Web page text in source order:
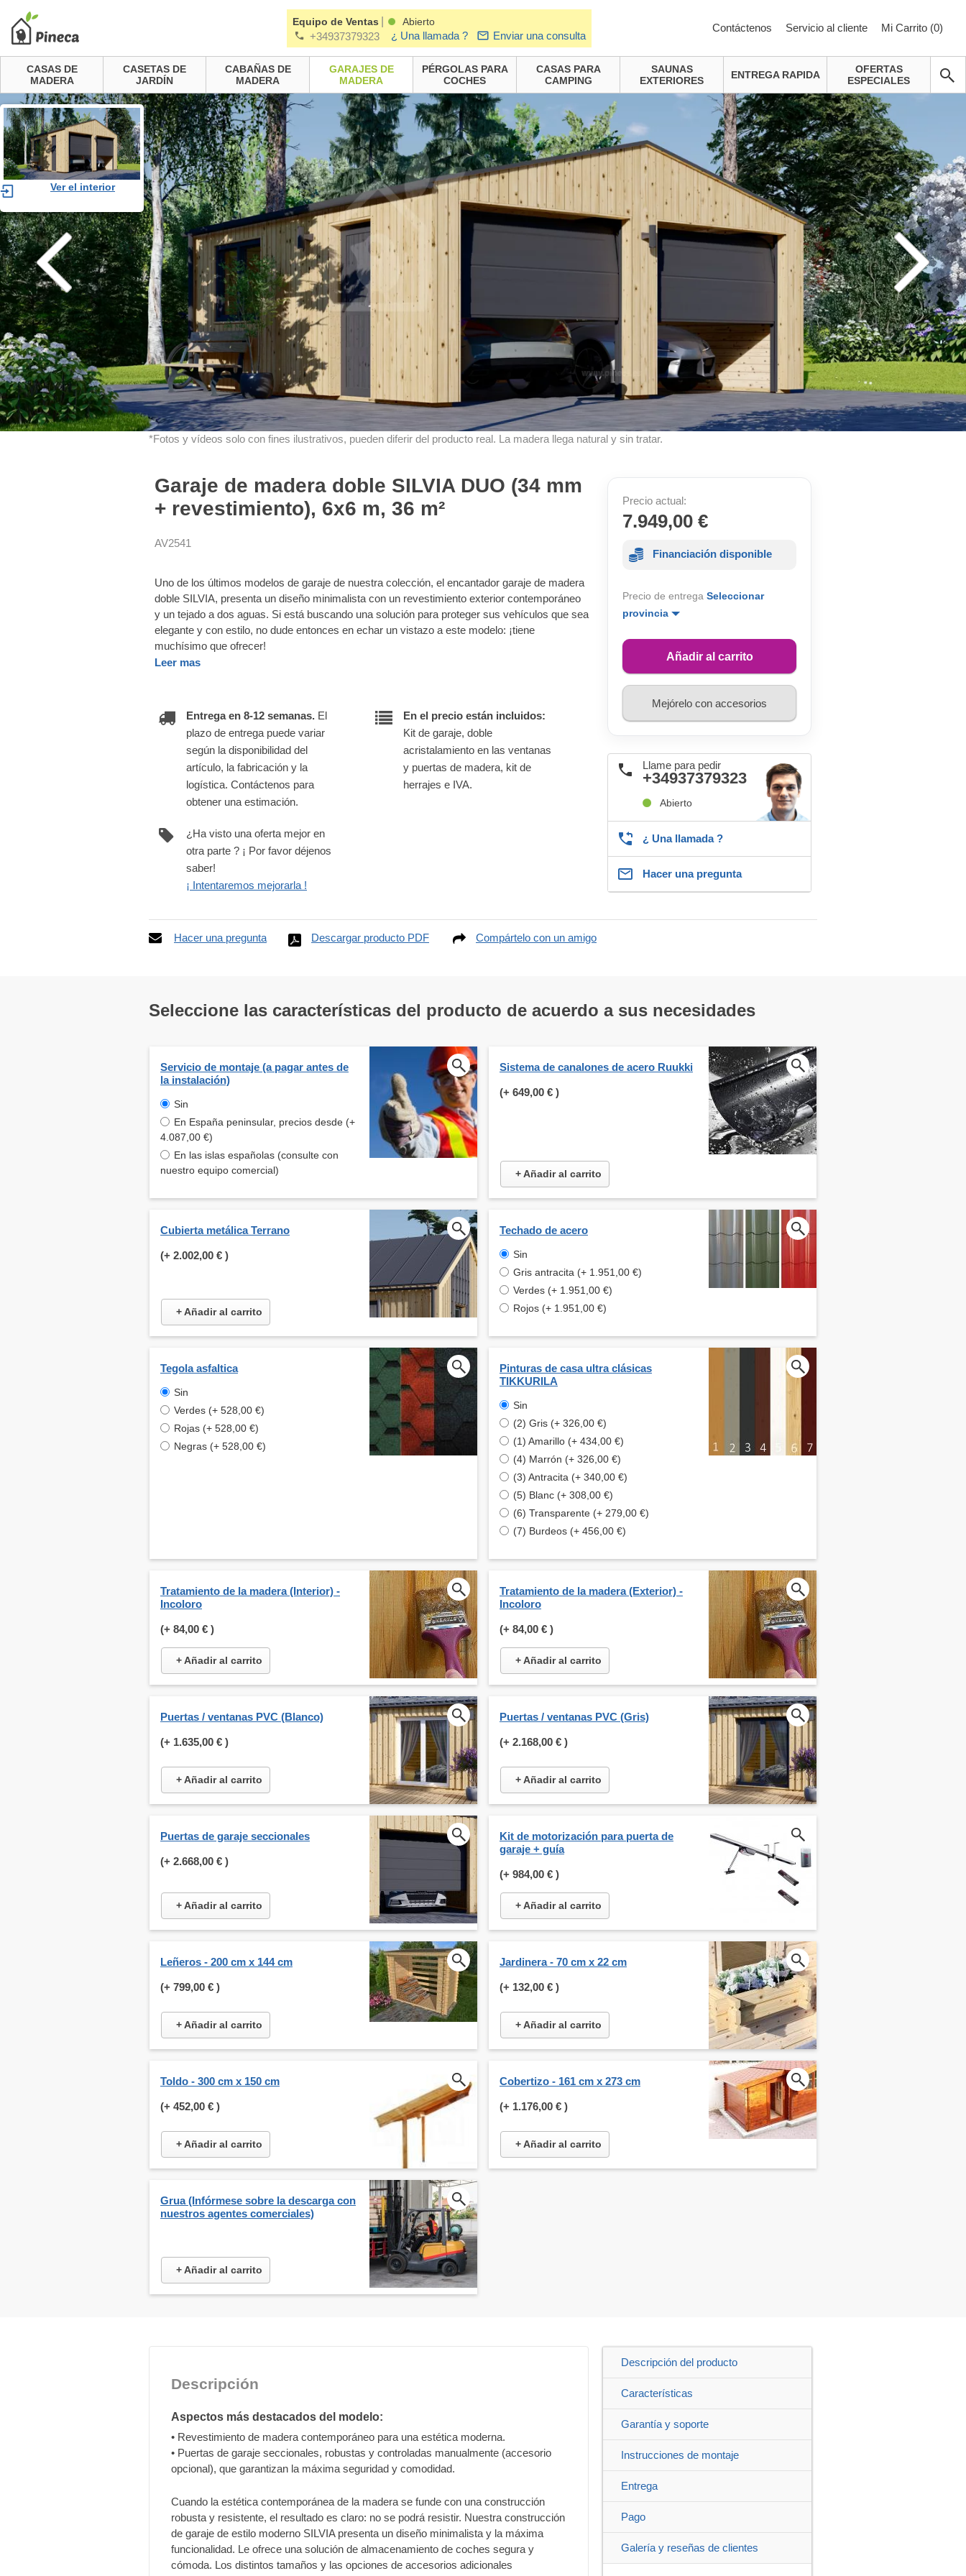
Equipo de Ventas Abierto
+34937379323 ¿ Una llamada ? Enviar una consulta
Contáctenos Servicio al cliente Mi Carrito (0)
CASAS DE
MADERA
CASETAS DE
JARDÍN
CABAÑAS DE
MADERA
GARAJES DE
MADERA
PÉRGOLAS PARA
COCHES
CASAS PARA
CAMPING
SAUNAS
EXTERIORES
ENTREGA RAPIDA
OFERTAS
ESPECIALES
Ver el interior
*Fotos y vídeos solo con fines ilustrativos, pueden diferir del producto real. La madera llega natural y sin tratar.
Garaje de madera doble SILVIA DUO (34 mm
+ revestimiento), 6x6 m, 36 m²
AV2541
Uno de los últimos modelos de garaje de nuestra colección, el encantador garaje de madera
doble SILVIA, presenta un diseño minimalista con un revestimiento exterior contemporáneo
y un tejado a dos aguas. Si está buscando una solución para proteger sus vehículos que sea
elegante y con estilo, no dude entonces en echar un vistazo a este modelo: ¡tiene
muchísimo que ofrecer!
Leer mas
Entrega en 8-12 semanas. El
plazo de entrega puede variar
según la disponibilidad del
artículo, la fabricación y la
logística. Contáctenos para
obtener una estimación.
En el precio están incluidos:
Kit de garaje, doble
acristalamiento en las ventanas
y puertas de madera, kit de
herrajes e IVA.
¿Ha visto una oferta mejor en
otra parte ? ¡ Por favor déjenos
saber!
¡ Intentaremos mejorarla !
Precio actual:
7.949,00 €
Financiación disponible
Precio de entrega Seleccionar
provincia
Añadir al carrito
Mejórelo con accesorios
Llame para pedir
+34937379323
Abierto
¿ Una llamada ?
Hacer una pregunta
Hacer una pregunta Descargar producto PDF Compártelo con un amigo
Seleccione las características del producto de acuerdo a sus necesidades
Servicio de montaje (a pagar antes de
la instalación)
Sin
En España peninsular, precios desde (+
4.087,00 €)
En las islas españolas (consulte con
nuestro equipo comercial)
Sistema de canalones de acero Ruukki
(+ 649,00 € )
+ Añadir al carrito
Cubierta metálica Terrano
(+ 2.002,00 € )
+ Añadir al carrito
Techado de acero
Sin
Gris antracita (+ 1.951,00 €)
Verdes (+ 1.951,00 €)
Rojos (+ 1.951,00 €)
Tegola asfaltica
Sin
Verdes (+ 528,00 €)
Rojas (+ 528,00 €)
Negras (+ 528,00 €)
Pinturas de casa ultra clásicas
TIKKURILA
Sin
(2) Gris (+ 326,00 €)
(1) Amarillo (+ 434,00 €)
(4) Marrón (+ 326,00 €)
(3) Antracita (+ 340,00 €)
(5) Blanc (+ 308,00 €)
(6) Transparente (+ 279,00 €)
(7) Burdeos (+ 456,00 €)
Tratamiento de la madera (Interior) -
Incoloro
(+ 84,00 € )
+ Añadir al carrito
Tratamiento de la madera (Exterior) -
Incoloro
(+ 84,00 € )
+ Añadir al carrito
Puertas / ventanas PVC (Blanco)
(+ 1.635,00 € )
+ Añadir al carrito
Puertas / ventanas PVC (Gris)
(+ 2.168,00 € )
+ Añadir al carrito
Puertas de garaje seccionales
(+ 2.668,00 € )
+ Añadir al carrito
Kit de motorización para puerta de
garaje + guía
(+ 984,00 € )
+ Añadir al carrito
Leñeros - 200 cm x 144 cm
(+ 799,00 € )
+ Añadir al carrito
Jardinera - 70 cm x 22 cm
(+ 132,00 € )
+ Añadir al carrito
Toldo - 300 cm x 150 cm
(+ 452,00 € )
+ Añadir al carrito
Cobertizo - 161 cm x 273 cm
(+ 1.176,00 € )
+ Añadir al carrito
Grua (Infórmese sobre la descarga con
nuestros agentes comerciales)
+ Añadir al carrito
Descripción
Aspectos más destacados del modelo:
• Revestimiento de madera contemporáneo para una estética moderna.
• Puertas de garaje seccionales, robustas y controladas manualmente (accesorio
opcional), que garantizan la máxima seguridad y comodidad.
Cuando la estética contemporánea de la madera se funde con una construcción
robusta y resistente, el resultado es claro: no se podrá resistir. Nuestra construcción
de garaje de estilo moderno SILVIA presenta un diseño minimalista y la máxima
funcionalidad. Le ofrece una solución de almacenamiento de coches segura y
cómoda. Los distintos tamaños y las opciones de accesorios adicionales
Descripción del producto
Características
Garantía y soporte
Instrucciones de montaje
Entrega
Pago
Galería y reseñas de clientes